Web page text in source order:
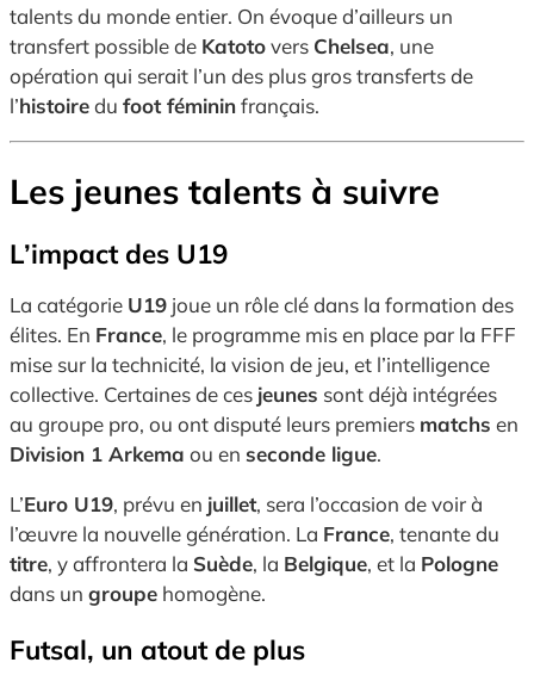
talents du monde entier. On évoque d’ailleurs un
transfert possible de Katotovers Chelsea, une
opération qui serait l’un des plus gros transferts de
l’histoiredu foot fémininfrançais.
Les jeunes talents à suivre
L’impact des U19
La catégorie U19 joue un rôle clé dans la formation des
élites. En France, le programme mis en place par la FFF
mise sur la technicité, la vision de jeu, et l’intelligence
collective. Certaines de ces jeunes sont déjà intégrées
au groupe pro, ou ont disputé leurs premiers matchs en
Division 1 Arkema ou en seconde ligue.
L’Euro U19, prévu en juillet, sera l’occasion de voir à
l’œuvre la nouvelle génération. La France, tenante du
titre, y affrontera la Suède, la Belgique, et la Pologne
dans un groupe homogène.
Futsal, un atout de plus